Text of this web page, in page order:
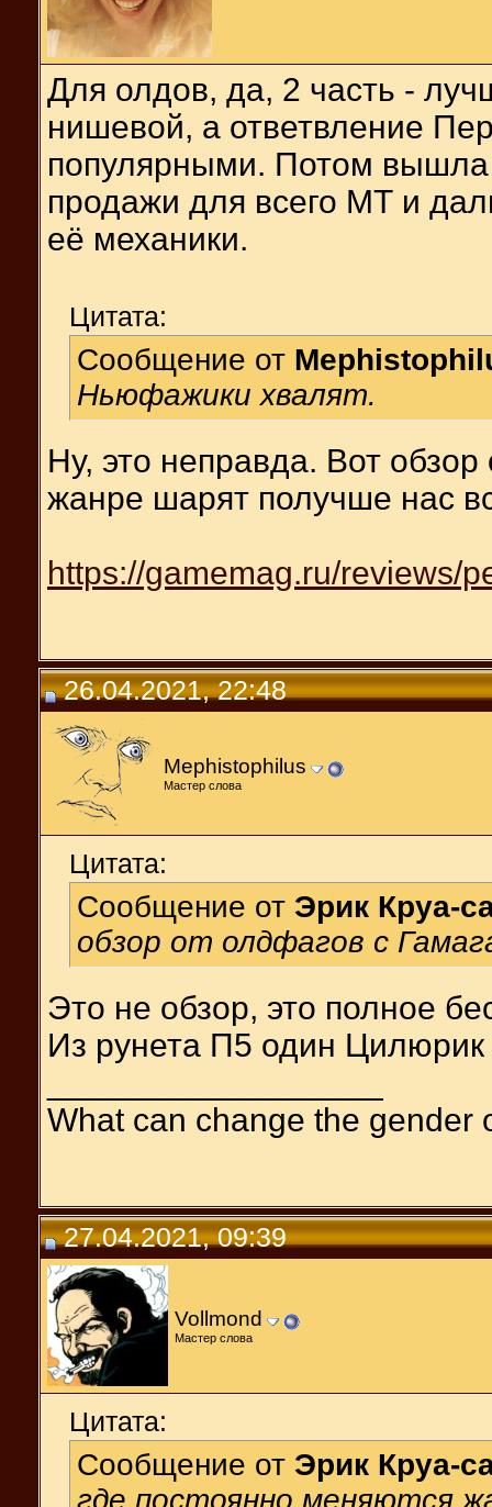
Для олдов, да, 2 часть -
нишевой, а ответвление
популярными. Потом вышла
продажи для всего МТ и
её механики.
Цитата:
Сообщение от
Ньюфажики хвалят.
Ну, это неправда. Вот
жанре шарят получше нас
https://gamemag.ru/reviews/
26.04.2021, 22:48
Mephistophilus
Мастер слова
Цитата:
Сообщение от Эрик Круа-
обзор от олдфагов с
Это не обзор, это полное
Из рунета П5 один
What can change the gender
27.04.2021, 09:39
Vollmond
Мастер слова
Цитата:
Сообщение от Эрик Круа-
где постоянно меняются